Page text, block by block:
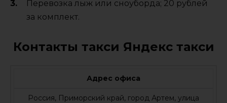
Перевозка лыж или сноуборда; 20 рублей
за комплект.
Контакты такси Яндекс такси
Адрес офиса
Россия, Приморский край, город Артем, улица